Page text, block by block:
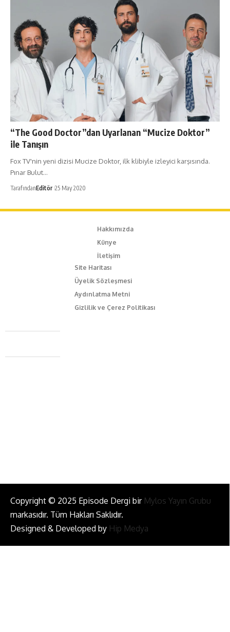
“The Good Doctor”dan Uyarlanan “Mucize Doktor”
ile Tanışın
Fox TV'nin yeni dizisi Mucize Doktor, ilk klibiyle izleyici karşısında.
Pınar Bulut…
TarafındanEditör 25 May 2020
Hakkımızda
Künye
İletişim
Site Haritası
Üyelik Sözleşmesi
Aydınlatma Metni
Gizlilik ve Çerez Politikası
Caferağa Mah. Dr. Şakir Paşa Sok. No3/A Kadıköy İstanbul
+90 543 345 46 00
Copyright © 2025 Episode Dergi bir Mylos Yayın Grubu
markasıdır. Tüm Hakları Saklıdır.
Designed & Developed by Hip Medya